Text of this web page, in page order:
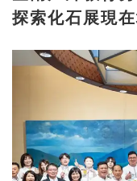
探索化石展現